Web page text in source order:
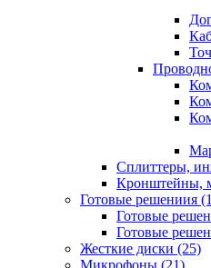
Сплиттеры,
Кронштейны,
Готовые решениия
Готовые
Готовые
Жесткие диски (25)
Микрофоны (21)